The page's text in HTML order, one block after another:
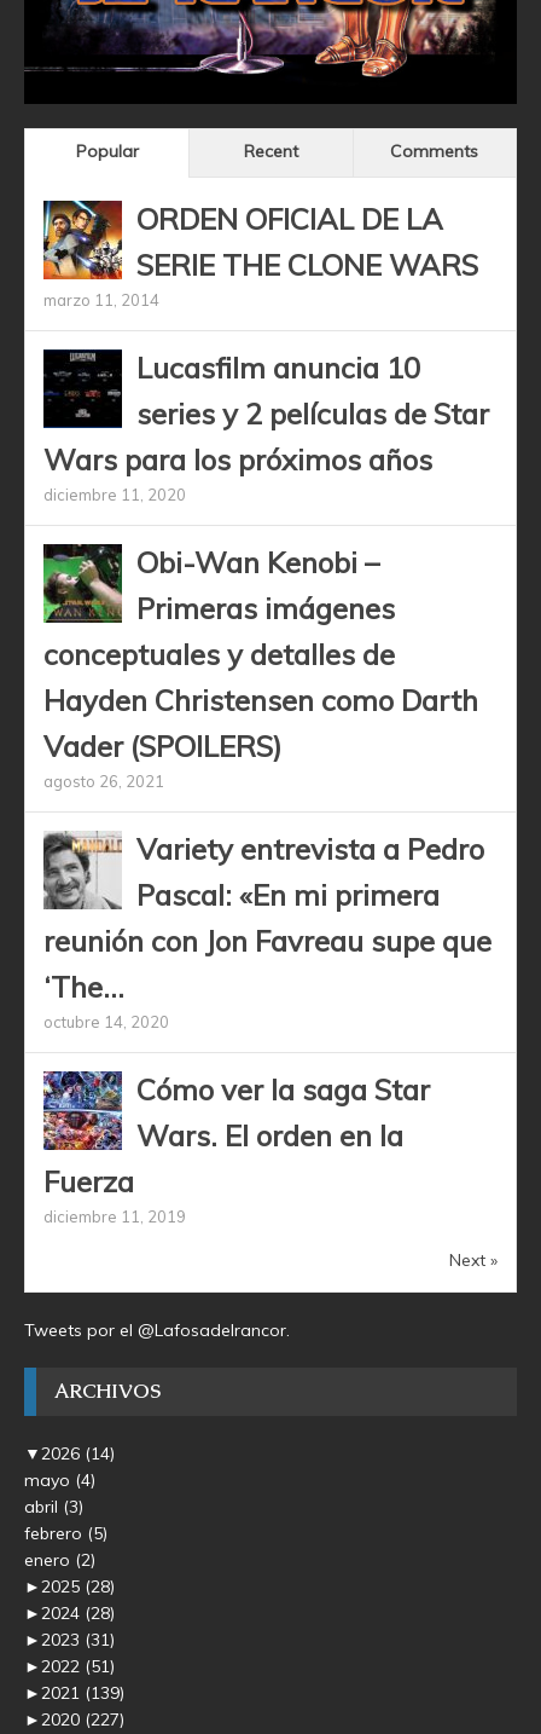
Popular Recent Comments
ORDEN OFICIAL DE LA
SERIE THE CLONE WARS
marzo 11, 2014
Lucasfilm anuncia 10
series y 2 películas de Star
Wars para los próximos años
diciembre 11, 2020
Obi-Wan Kenobi –
Primeras imágenes
conceptuales y detalles de
Hayden Christensen como Darth
Vader (SPOILERS)
agosto 26, 2021
Variety entrevista a Pedro
Pascal: «En mi primera
reunión con Jon Favreau supe que
‘The...
octubre 14, 2020
Cómo ver la saga Star
Wars. El orden en la
Fuerza
diciembre 11, 2019
Next »
Tweets por el @Lafosadelrancor.
ARCHIVOS
▼2026 (14)
mayo (4)
abril (3)
febrero (5)
enero (2)
►2025 (28)
►2024 (28)
►2023 (31)
►2022 (51)
►2021 (139)
►2020 (227)